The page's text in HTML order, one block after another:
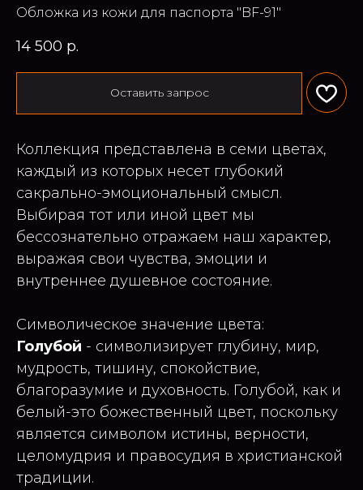
Обложка из кожи для паспорта "BF-91"
14 500 р.
Оставить запрос
Коллекция представлена в семи цветах,
каждый из которых несет глубокий
сакрально-эмоциональный смысл.
Выбирая тот или иной цвет мы
бессознательно отражаем наш характер,
выражая свои чувства, эмоции и
внутреннее душевное состояние.
Символическое значение цвета:
Голубой - символизирует глубину, мир,
мудрость, тишину, спокойствие,
благоразумие и духовность. Голубой, как и
белый-это божественный цвет, поскольку
является символом истины, верности,
целомудрия и правосудия в христианской
традиции.